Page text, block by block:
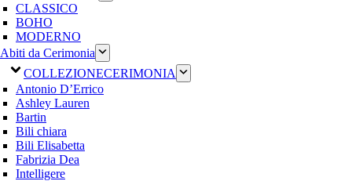
CLASSICO
BOHO
MODERNO
Abiti da Cerimonia
COLLEZIONECERIMONIA
Antonio D’Errico
Ashley Lauren
Bartin
Bili chiara
Bili Elisabetta
Fabrizia Dea
Intelligere